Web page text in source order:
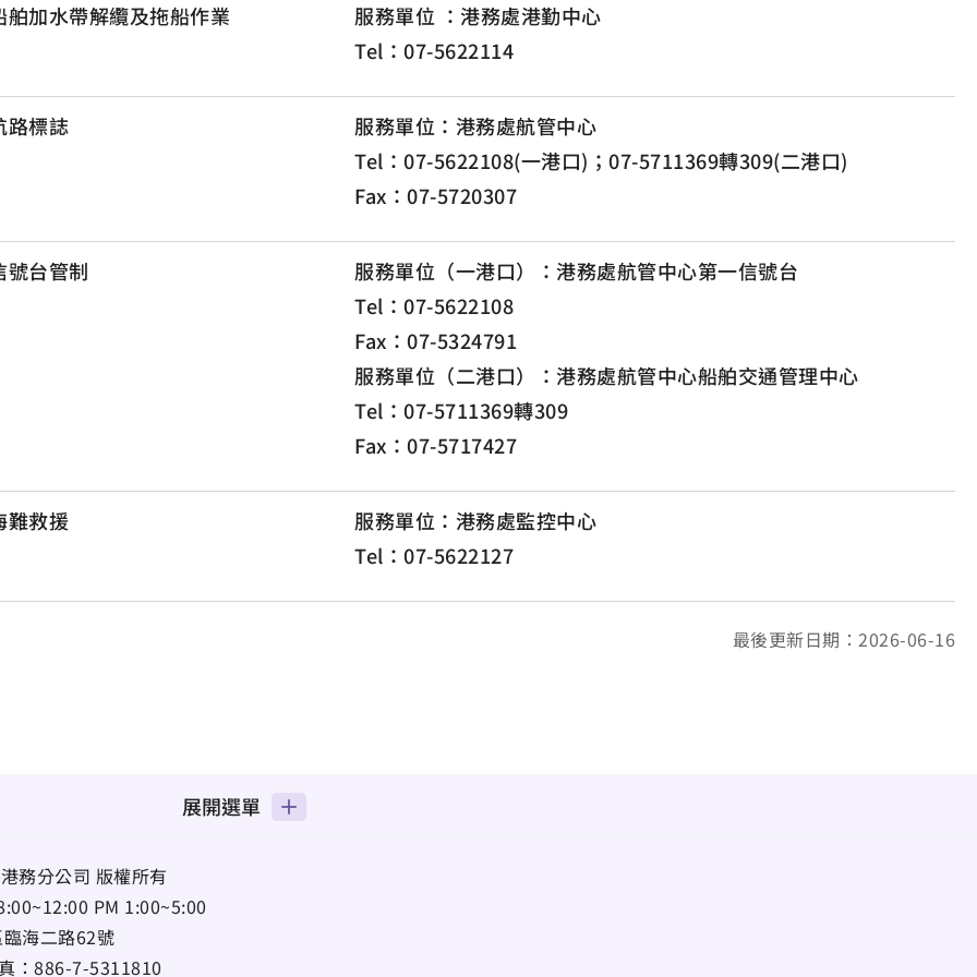
舶加水帶解纜及拖船作業
服務單位 ：港務處港勤中心
Tel：07-5622114
路標誌
服務單位：港務處航管中心
Tel：07-5622108(一港口)；07-5711369轉309(二港口)
Fax：07-5720307
號台管制
服務單位（一港口）：港務處航管中心第一信號台
Tel：07-5622108
Fax：07-5324791
服務單位（二港口）：港務處航管中心船舶交通管理中心
Tel：07-5711369轉309
Fax：07-5717427
難救援
服務單位：港務處監控中心
Tel：07-5622127
最後更新日期：2026-06-16
展開選單
務分公司 版權所有
PM 1:00~5:00
海二路62號
： 886-7-5311810